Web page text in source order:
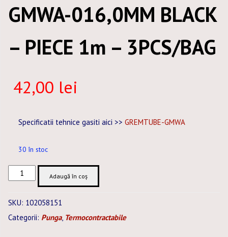
GMWA-016,0MM BLACK
– PIECE 1m – 3PCS/BAG
42,00 lei
Specificatii tehnice gasiti aici >> GREMTUBE-GMWA
30 în stoc
Cantitate
GMWA-
BLACK
-
Adaugă în coș
SKU: 102058151
Categorii: Punga, Termocontractabile